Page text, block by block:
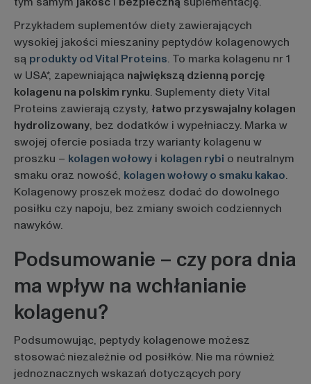
Przykładem suplementów diety zawierających
wysokiej jakości mieszaniny peptydów kolagenowych
są produkty odVital Proteins. To marka kolagenu nr 1
w USA*, zapewniająca największą dzienną porcję
kolagenu na polskim rynku. Suplementy diety Vital
Proteins zawierają czysty, łatwo przyswajalny kolagen
hydrolizowany, bez dodatków i wypełniaczy. Marka w
swojej ofercie posiada trzy warianty kolagenu w
proszku – kolagen wołowyi kolagen rybi o neutralnym
smaku oraz nowość, kolagen wołowy o smaku kakao.
Kolagenowy proszek możesz dodać do dowolnego
posiłku czy napoju, bez zmiany swoich codziennych
nawyków.
Podsumowanie – czy pora dnia
ma wpływ na wchłanianie
kolagenu?
Podsumowując, peptydy kolagenowe możesz
stosować niezależnie od posiłków. Nie ma również
jednoznacznych wskazań dotyczących pory